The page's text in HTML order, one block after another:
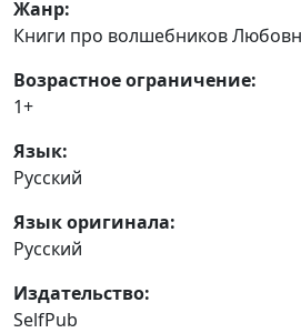
Жанр:
Книги про волшебников
Возрастное ограничение:
1+
Язык:
Русский
Язык оригинала:
Русский
Издательство:
SelfPub